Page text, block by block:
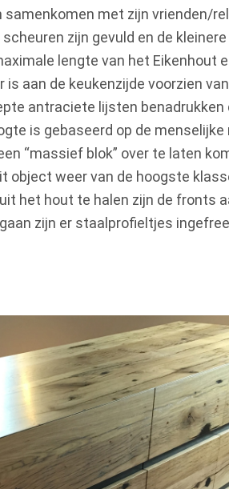
met zijn vrienden/
zijn gevuld en de
lengte van het Eikenhout
aan de keukenzijde voorzien
antraciete lijsten
is gebaseerd op de menselijke
“massief blok” over te laten
object weer van de hoogste
het hout te halen zijn de fronts
zijn er staalprofieltjes